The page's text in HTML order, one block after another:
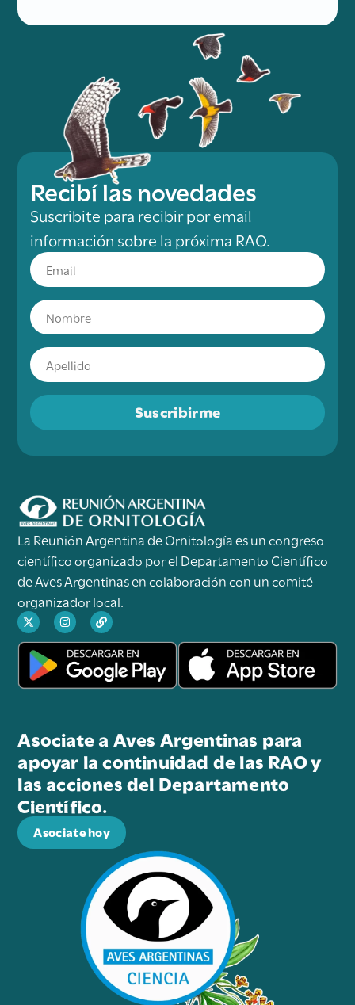
Recibí las novedades
Suscribite para recibir por email
información sobre la próxima RAO.
Suscribirme
La Reunión Argentina de Ornitología es un congreso
científico organizado por el Departamento Científico
de Aves Argentinas en colaboración con un comité
organizador local.
Asociate a Aves Argentinas para
apoyar la continuidad de las RAO y
las acciones del Departamento
Científico.
Asociate hoy